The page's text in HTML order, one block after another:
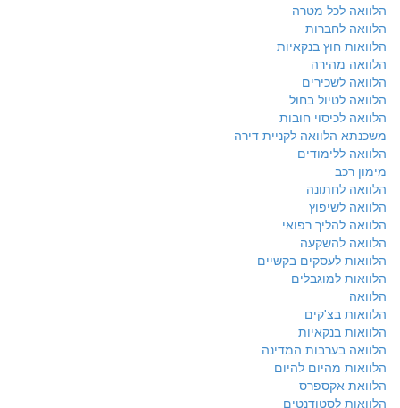
הלוואה לכל מטרה
הלוואה לחברות
הלוואות חוץ בנקאיות
הלוואה מהירה
הלוואה לשכירים
הלוואה לטיול בחול
הלוואה לכיסוי חובות
משכנתא הלוואה לקניית דירה
הלוואה ללימודים
מימון רכב
הלוואה לחתונה
הלוואה לשיפוץ
הלוואה להליך רפואי
הלוואה להשקעה
הלוואות לעסקים בקשיים
הלוואות למוגבלים
הלוואה
הלוואות בצ'קים
הלוואות בנקאיות
הלוואה בערבות המדינה
הלוואות מהיום להיום
הלוואת אקספרס
הלוואות לסטודנטים